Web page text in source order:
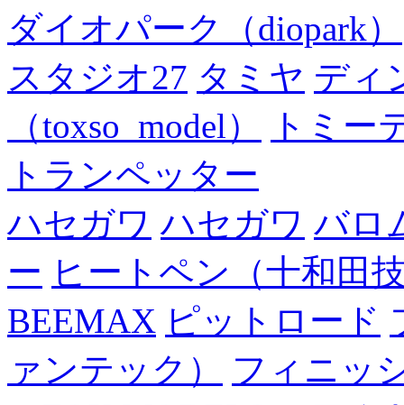
ダイオパーク（diopark）
スタジオ27 タミヤ ディ
（toxso_model）
トミー
トランペッター
ハセガワ ハセガワ バロ
ー ヒートペン（十和田
BEEMAX ピットロード
ァンテック）
フィニッ